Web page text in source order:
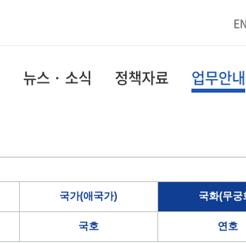
뉴스 · 소식 정책자료 업무안내
국가(애국가) 국화(무궁
국호 연호